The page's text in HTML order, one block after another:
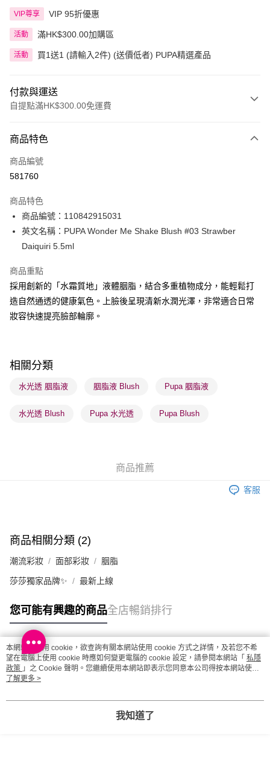
VIP尊享 VIP 95折優惠
活動 滿HK$300.00加購區
活動 買1送1 (請輸入2件) (送價低者) PUPA精選產品
付款與運送
自提點滿HK$300.00免運費
信用卡
Apple Pay
PayMe
WeChat Pay
送貨方式
順豐自助櫃 - 確認發貨後1-3個工作天送達
每筆HK$65.00，滿HK$300.00或以上免運費
每筆HK$65.00，滿HK$300.00或以上免運費
確認發貨後1-3 工作天送達，訂單將隨機分配至SF順豐速運或京東
每筆HK$65.00，滿HK$300.00或以上免運費
每筆HK$20.00，滿HK$100.00或以上免運費
(澳門門市) 只顯示可選門市。確認發貨後2-5個工作天到店，3天內
澳門地區配送 - 確認發貨後1-4個工作天送達
商品特色
商品編號
581760
商品特色
商品編號：110842915031
英文名稱：PUPA Wonder Me Shake Blush #03 Strawber
Daiquiri 5.5ml
商品重點
採用創新的「水霜質地」液體胭脂，結合多重植物成分，能輕鬆打
造自然通透的健康氣色。上臉後呈現清新水潤光澤，非常適合日常
妝容快速提亮臉部輪廓。
相關分類
水光透 胭脂液 胭脂液 Blush Pupa 胭脂液
水光透 Blush Pupa 水光透 Pupa Blush
商品推薦
客服
商品相關分類 (2)
潮流彩妝 面部彩妝 胭脂
莎莎獨家品牌✨ 最新上線
您可能有興趣的商品全店暢銷排行
熱門標籤
熱銷排行
本網站中使用 cookie，欲查詢有關本網站使用 cookie 方式之詳情，及若您不希
望在電腦上使用 cookie 時應如何變更電腦的 cookie 設定，請參閱本網站「 私隱
政策 」之 Cookie 聲明。您繼續使用本網站即表示您同意本公司得按本網站使用
條款之 Cookie 聲明使用 cookie。
了解更多 >
我知道了